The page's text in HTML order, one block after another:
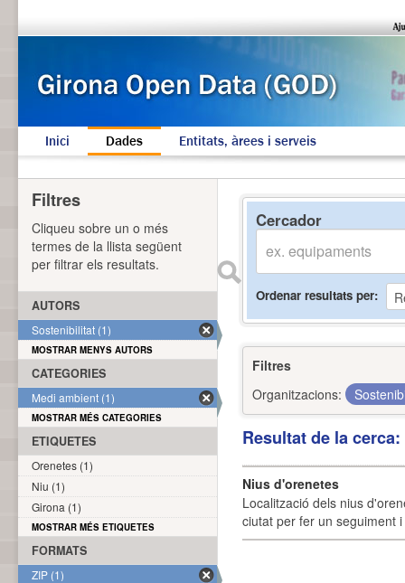
Inici Dades Entitats, àrees i serveis
Cercador
Ordenar resultats per
Filtres
Organitzacions:
Resultat de la
Nius d'orenetes
Localització dels nius
ciutat per fer un seguiment
Filtres
Cliqueu sobre un o més
termes de la llista següent
per filtrar els resultats.
AUTORS
Sostenibilitat (1)
MOSTRAR MENYS AUTORS
CATEGORIES
Medi ambient (1)
MOSTRAR MÉS CATEGORIES
ETIQUETES
Orenetes (1)
Niu (1)
Girona (1)
MOSTRAR MÉS ETIQUETES
FORMATS
ZIP (1)